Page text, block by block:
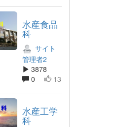
水産食品
科
サイト
管理者2
3878
0
13
水産工学
科